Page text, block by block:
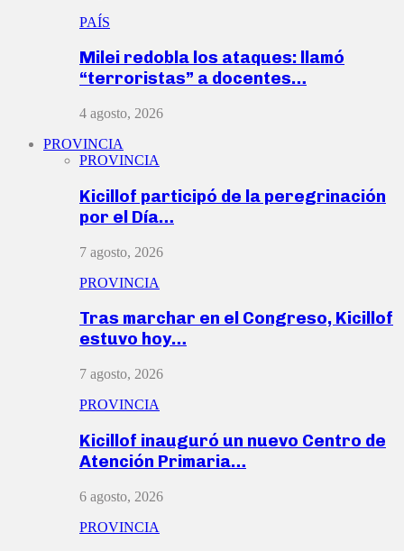
PAÍS
Milei redobla los ataques: llamó
“terroristas” a docentes…
4 agosto, 2026
PROVINCIA
PROVINCIA
Kicillof participó de la peregrinación
por el Día…
7 agosto, 2026
PROVINCIA
Tras marchar en el Congreso, Kicillof
estuvo hoy…
7 agosto, 2026
PROVINCIA
Kicillof inauguró un nuevo Centro de
Atención Primaria…
6 agosto, 2026
PROVINCIA